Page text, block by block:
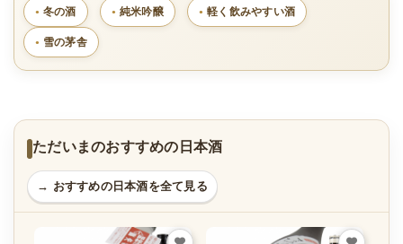
冬の酒 純米吟醸 軽く飲みやすい酒
雪の茅舎
ただいまのおすすめの日本酒
→ おすすめの日本酒を全て見る